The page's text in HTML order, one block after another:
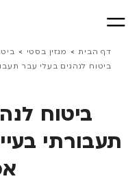
דף הבית > מגזין בסטי >
ביטוח לנהגים בעלי עבר
ביטוח
תעבורתי